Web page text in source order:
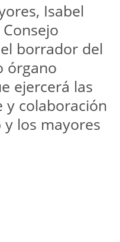
Isabel
borrador del
órgano
ejercerá las
y colaboración
los mayores